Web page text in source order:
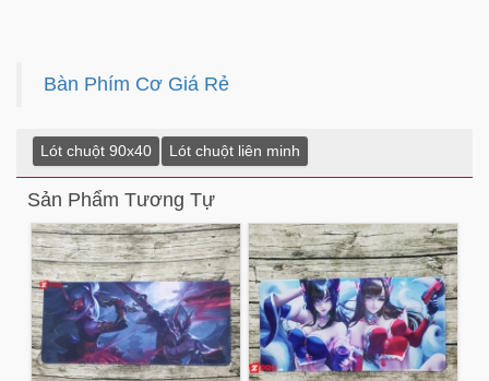
Bàn Phím Cơ Giá Rẻ
Lót chuột 90x40 Lót chuột liên minh
Sản Phẩm Tương Tự